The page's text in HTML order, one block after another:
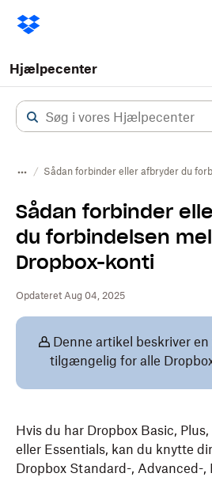
Hjælpecenter
Sådan forbinder eller afbryder du
Sådan forbinder
du forbindelsen
Dropbox-konti
Opdateret Aug 04, 2025
Denne artikel beskriver
tilgængelig for alle
Hvis du har Dropbox Basic, Plus,
eller Essentials, kan du knytte
Dropbox Standard-, Advanced-,